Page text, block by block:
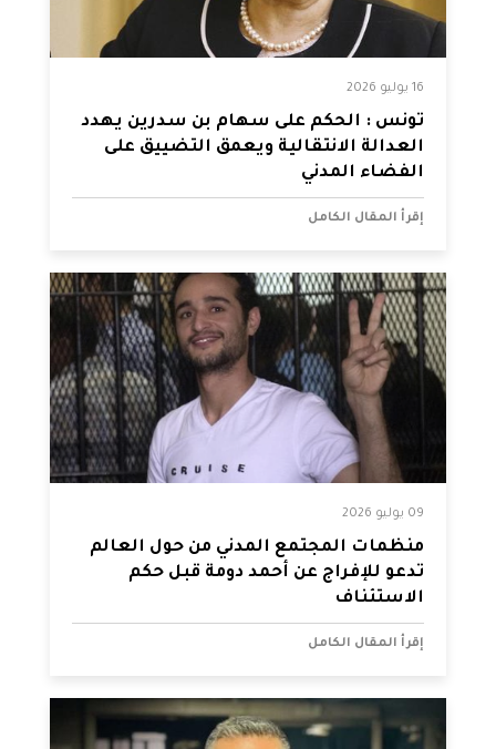
16 يوليو 2026
تونس : الحكم على سهام بن سدرين يهدد
العدالة الانتقالية ويعمق التضييق على
الفضاء المدني
إقرأ المقال الكامل
09 يوليو 2026
منظمات المجتمع المدني من حول العالم
تدعو للإفراج عن أحمد دومة قبل حكم
الاستئناف
إقرأ المقال الكامل